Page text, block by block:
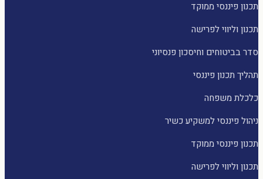
תכנון פיננסי ממוקד
תכנון וליווי לפרישה
סדר בביטוחים וחיסכון פנסיוני
תהליך תכנון פיננסי
כלכלת משפחה
ניהול פיננסי למשקיע כשיר
תכנון פיננסי ממוקד
תכנון וליווי לפרישה